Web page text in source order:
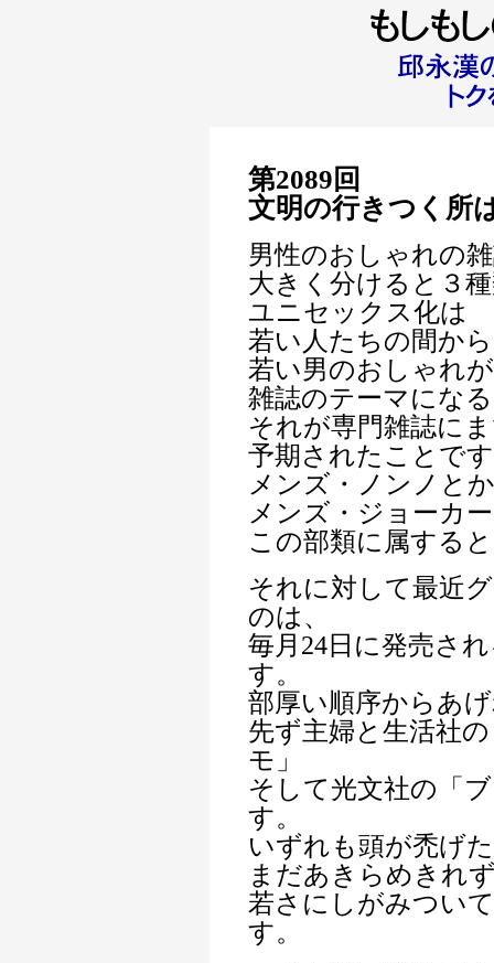
第2089回
文明の行きつく所
男性のおしゃれの
大きく分けると３
ユニセックス化は
若い人たちの間か
若い男のおしゃれが
雑誌のテーマにな
それが専門雑誌に
予期されたことで
メンズ・ノンノと
メンズ・ジョーカ
この部類に属する
それに対して最近
のは、
毎月24日に発売さ
す。
部厚い順序からあ
先ず主婦と生活社
モ」
そして光文社の「
す。
いずれも頭が禿げ
まだあきらめきれ
若さにしがみつい
す。